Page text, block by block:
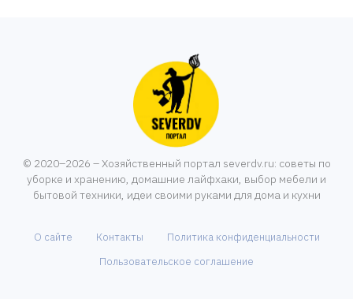
© 2020–2026 – Хозяйственный портал severdv.ru: советы по
уборке и хранению, домашние лайфхаки, выбор мебели и
бытовой техники, идеи своими руками для дома и кухни
О сайте Контакты
Политика конфиденциальности
Пользовательское соглашение